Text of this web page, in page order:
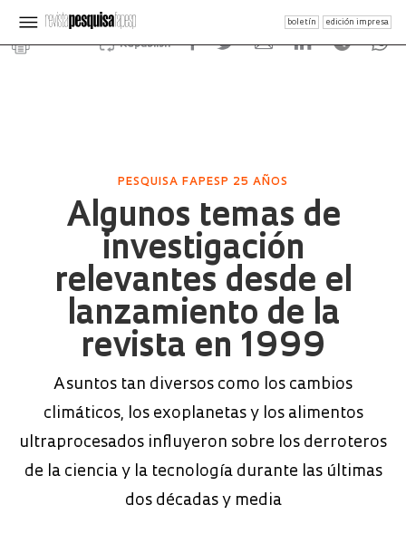
boletín edición impresa
Republish
PESQUISA FAPESP 25 AÑOS
Algunos temas de
investigación
relevantes desde el
lanzamiento de la
revista en 1999
Asuntos tan diversos como los cambios
climáticos, los exoplanetas y los alimentos
ultraprocesados influyeron sobre los derroteros
de la ciencia y la tecnología durante las últimas
dos décadas y media